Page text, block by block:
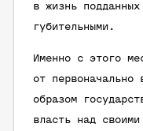
в жизнь
губительными.
Именно с этого
от первоначально
образом
власть над